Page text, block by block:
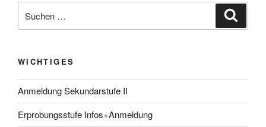
nach:
WICHTIGES
Anmeldung Sekundarstufe II
Erprobungsstufe Infos+Anmeldung